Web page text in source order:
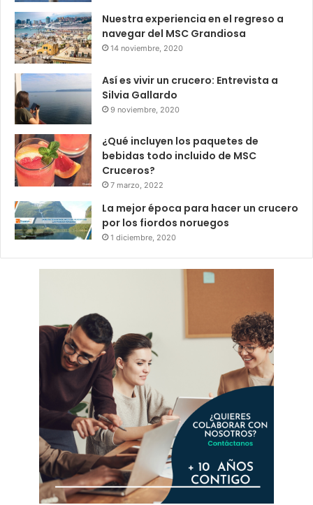
Nuestra experiencia en el regreso a
navegar del MSC Grandiosa
14 noviembre, 2020
Así es vivir un crucero: Entrevista a
Silvia Gallardo
9 noviembre, 2020
¿Qué incluyen los paquetes de
bebidas todo incluido de MSC
Cruceros?
7 marzo, 2022
La mejor época para hacer un crucero
por los fiordos noruegos
1 diciembre, 2020